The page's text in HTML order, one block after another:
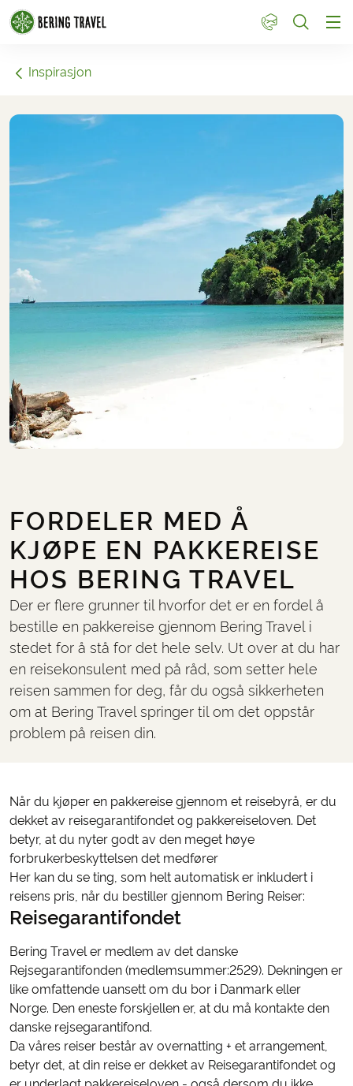
1
Inspirasjon
FORDELER MED Å
KJØPE EN PAKKEREISE
HOS BERING TRAVEL
Der er flere grunner til hvorfor det er en fordel å
bestille en pakkereise gjennom Bering Travel i
stedet for å stå for det hele selv. Ut over at du har
en reisekonsulent med på råd, som setter hele
reisen sammen for deg, får du også sikkerheten
om at Bering Travel springer til om det oppstår
problem på reisen din.
Når du kjøper en pakkereise gjennom et reisebyrå, er du
dekket av reisegarantifondet og pakkereiseloven. Det
betyr, at du nyter godt av den meget høye
forbrukerbeskyttelsen det medfører
Her kan du se ting, som helt automatisk er inkludert i
reisens pris, når du bestiller gjennom Bering Reiser:
Reisegarantifondet
Bering Travel er medlem av det danske
Rejsegarantifonden (medlemsummer:2529). Dekningen er
like omfattende uansett om du bor i Danmark eller
Norge. Den eneste forskjellen er, at du må kontakte den
danske rejsegarantifond.
Da våres reiser består av overnatting + et arrangement,
betyr det, at din reise er dekket av Reisegarantifondet og